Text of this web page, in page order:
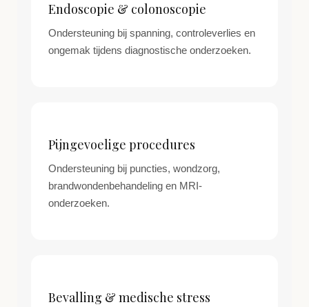
Endoscopie & colonoscopie
Ondersteuning bij spanning, controleverlies en
ongemak tijdens diagnostische onderzoeken.
Pijngevoelige procedures
Ondersteuning bij puncties, wondzorg,
brandwondenbehandeling en MRI-
onderzoeken.
Bevalling & medische stress